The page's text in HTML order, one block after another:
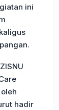
ini
hadir